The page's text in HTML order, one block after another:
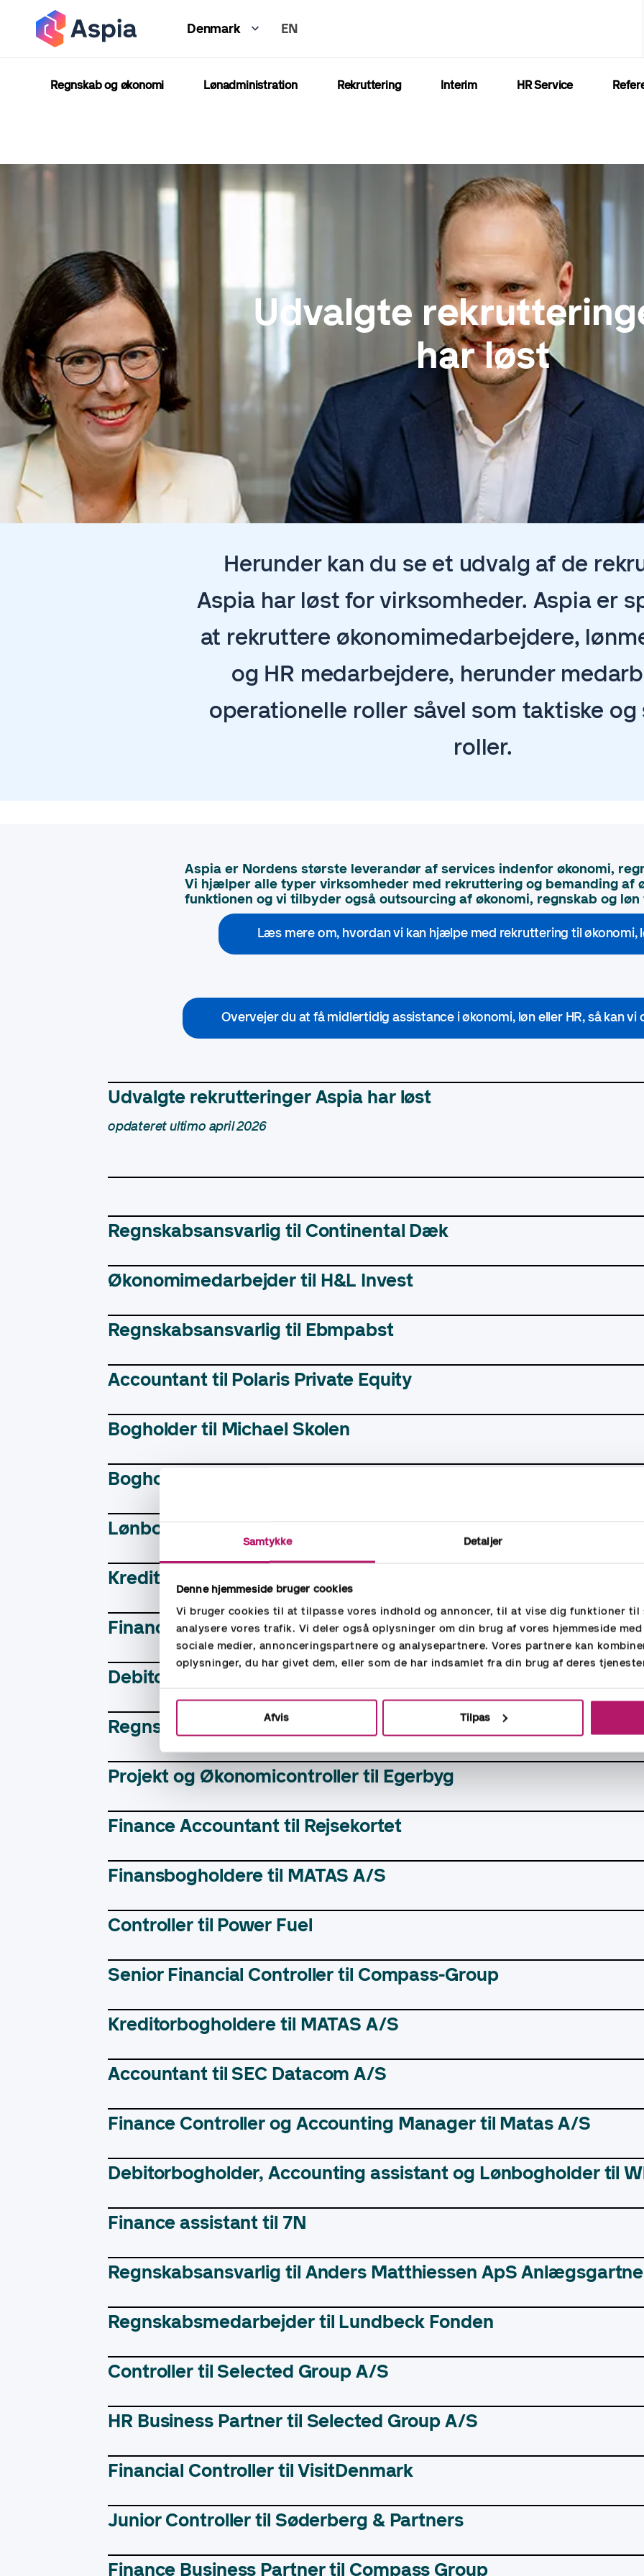
Samtykke Detaljer
Denne hjemmeside bruger cookies
Vi bruger cookies til at tilpasse vores indhold og annoncer, til at vise dig funktioner til
analysere vores trafik. Vi deler også oplysninger om din brug af vores hjemmeside
sociale medier, annonceringspartnere og analysepartnere. Vores partnere kan
oplysninger, du har givet dem, eller som de har indsamlet fra din brug af deres
Afvis Tilpas
hovedindhold
Denmark EN
Regnskab og økonomi Lønadministration Rekruttering Interim HR Service
Udvalgte
har løst
Herunder kan du se et udvalg af de
Aspia har løst for virksomheder. Aspia er
at rekruttere økonomimedarbejdere,
og HR medarbejdere, herunder
operationelle roller såvel som taktiske og
roller.
Aspia er Nordens største leverandør af services indenfor økonomi,
Vi hjælper alle typer virksomheder med rekruttering og bemanding af
funktionen og vi tilbyder også outsourcing af økonomi, regnskab og
Læs mere om, hvordan vi kan hjælpe med rekruttering til økonomi,
Overvejer du at få midlertidig assistance i økonomi, løn eller HR, så kan
Udvalgte rekrutteringer Aspia har løst
opdateret ultimo april 2026
Regnskabsansvarlig til Continental Dæk
Økonomimedarbejder til H&L Invest
Regnskabsansvarlig til Ebmpabst
Accountant til Polaris Private Equity
Bogholder til Michael Skolen
Bogholder til Familien Petersen Ejendomme
Lønbogholder til Grønbech & Sønner
Kreditorbogholder til Matas A/S
Finance / Payroll assistant til 7N
Debitorbogholder til Grønbech & Sønner
Regnskabs- og administrationsmedarbejder til Danske
Projekt og Økonomicontroller til Egerbyg
Finance Accountant til Rejsekortet
Finansbogholdere til MATAS A/S
Controller til Power Fuel
Senior Financial Controller til Compass-Group
Kreditorbogholdere til MATAS A/S
Accountant til SEC Datacom A/S
Finance Controller og Accounting Manager til Matas A/S
Debitorbogholder, Accounting assistant og Lønbogholder til
Finance assistant til 7N
Regnskabsansvarlig til Anders Matthiessen ApS
Regnskabsmedarbejder til Lundbeck Fonden
Controller til Selected Group A/S
HR Business Partner til Selected Group A/S
Financial Controller til VisitDenmark
Junior Controller til Søderberg & Partners
Finance Business Partner til Compass Group